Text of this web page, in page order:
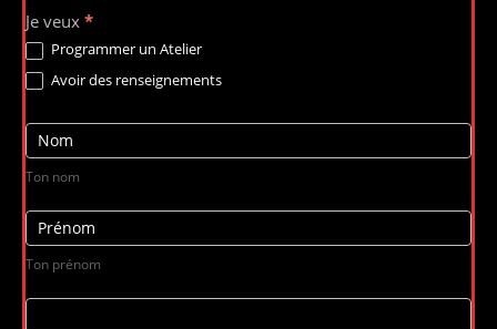
-
Cosne-
sur-
Loire
Je veux *
Programmer un Atelier
Avoir des renseignements
Ton nom
Ton prénom